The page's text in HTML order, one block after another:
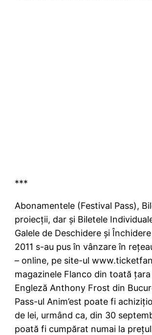
***
Abonamentele (Festival Pass),
proiecţii, dar şi Biletele
Galele de Deschidere şi Închidere
2011 s-au pus în vânzare în
– online, pe site-ul
magazinele Flanco din toată
Engleză Anthony Frost din
Pass-ul Anim’est poate fi
de lei, urmând ca, din 30
poată fi cumpărat numai la